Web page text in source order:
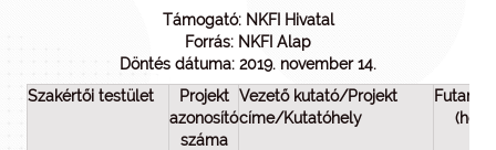
Támogató: NKFI Hivatal
Forrás: NKFI Alap
Döntés dátuma: 2019. november 14.
Szakértői testület
Projekt
azonosító
száma
Vezető kutató/Projekt
címe/Kutatóhely
(hó)